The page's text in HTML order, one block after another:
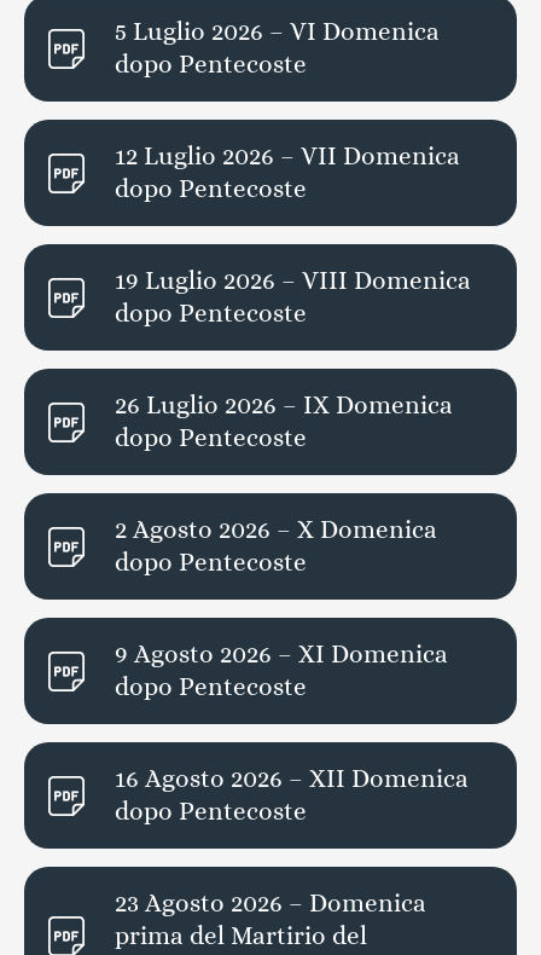
5 Luglio 2026 – VI Domenica
dopo Pentecoste
12 Luglio 2026 – VII Domenica
dopo Pentecoste
19 Luglio 2026 – VIII Domenica
dopo Pentecoste
26 Luglio 2026 – IX Domenica
dopo Pentecoste
2 Agosto 2026 – X Domenica
dopo Pentecoste
9 Agosto 2026 – XI Domenica
dopo Pentecoste
16 Agosto 2026 – XII Domenica
dopo Pentecoste
23 Agosto 2026 – Domenica
prima del Martirio del